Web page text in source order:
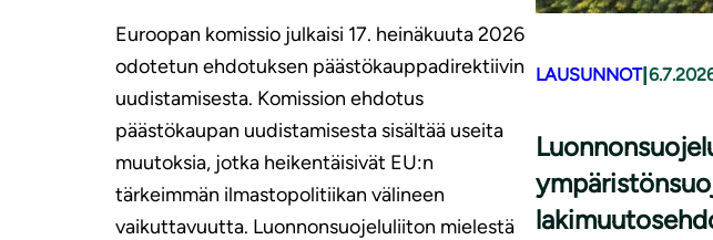
Euroopan komissio julkaisi 17. heinäkuuta 2026
odotetun ehdotuksen päästökauppadirektiivin
uudistamisesta. Komission ehdotus
päästökaupan uudistamisesta sisältää useita
muutoksia, jotka heikentäisivät EU:n
tärkeimmän ilmastopolitiikan välineen
vaikuttavuutta. Luonnonsuojeluliiton mielestä
LAUSUNNOT|